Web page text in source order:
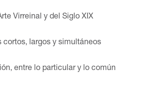
Virreinal y del Siglo XIX
cortos, largos y simultáneos
entre lo particular y lo común